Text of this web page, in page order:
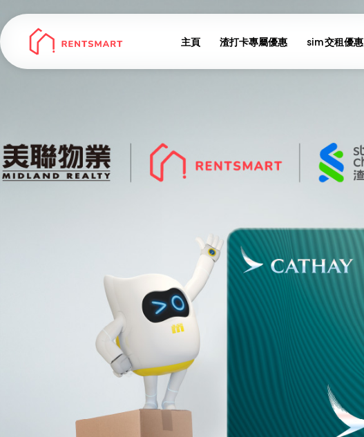
主頁 渣打卡專屬優惠 sim 交租優惠